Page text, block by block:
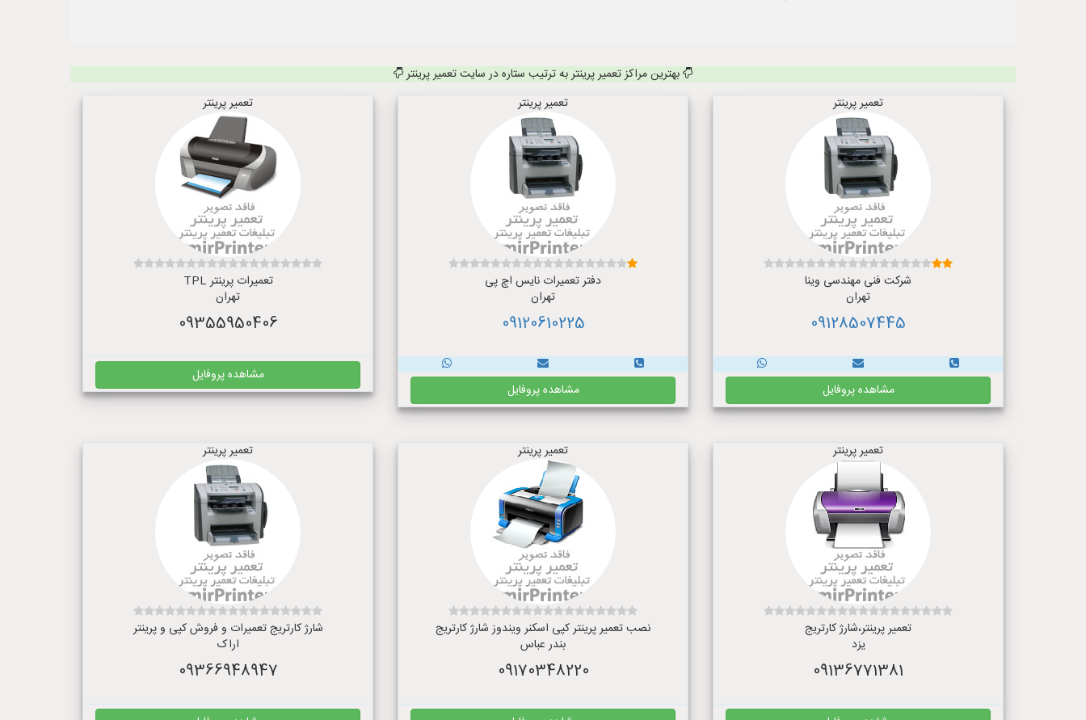
بهترین مراکز تعمیر پرینتر به ترتیب ستاره در سایت تعمیر پرینتر
تعمیر پرینتر
شرکت فنی مهندسی وینا
تهران
09128507445
مشاهده پروفایل
تعمیر پرینتر
دفتر تعمیرات نایس اچ پی
تهران
09120610225
مشاهده پروفایل
تعمیر پرینتر
تعمیرات پرینتر TPL
تهران
09355950406
مشاهده پروفایل
تعمیر پرینتر
تعمیر پرینتر،شارژ کارتریج
یزد
09136771381
تعمیر پرینتر
نصب تعمیر پرینتر کپی اسکنر ویندوز شارژ کارتریج
بندر عباس
09170348220
تعمیر پرینتر
شارژ کارتریج تعمیرات و فروش کپی و پرینتر
اراک
09366948947